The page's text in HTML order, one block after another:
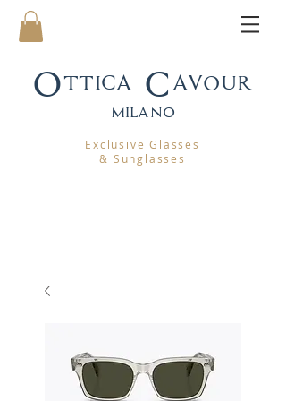
Ottica Cavour
milano
Exclusive Glasses
& Sunglasses